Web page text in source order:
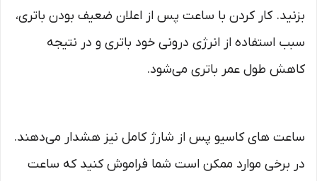
بزنید. کار کردن با ساعت پس از اعلان ضعیف بودن باتری،
سبب استفاده از انرژی درونی خود باتری و در نتیجه
کاهش طول عمر باتری می‌‌شود.
ساعت‌ های کاسیو پس از شارژ کامل نیز هشدار می‌دهند.
در برخی موارد ممکن است شما فراموش کنید که ساعت